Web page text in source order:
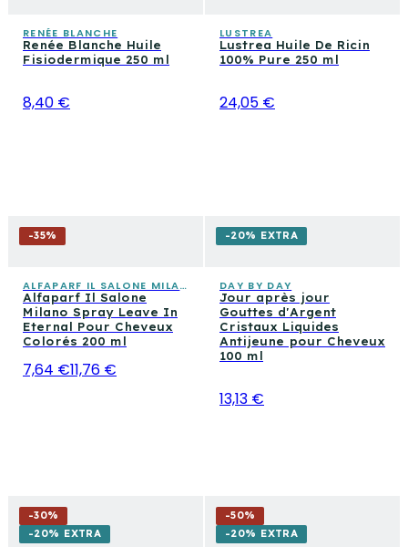
RENÉE BLANCHE
Renée Blanche Huile
Fisiodermique 250 ml
8,40 €
LUSTREA
Lustrea Huile De Ricin
100% Pure 250 ml
24,05 €
-35%
ALFAPARF IL SALONE MILANO
Alfaparf Il Salone
Milano Spray Leave In
Eternal Pour Cheveux
Colorés 200 ml
7,64 €11,76 €
-20% EXTRA
DAY BY DAY
Jour après jour
Gouttes d'Argent
Cristaux Liquides
Antijeune pour Cheveux
100 ml
13,13 €
-30%
-20% EXTRA
-50%
-20% EXTRA